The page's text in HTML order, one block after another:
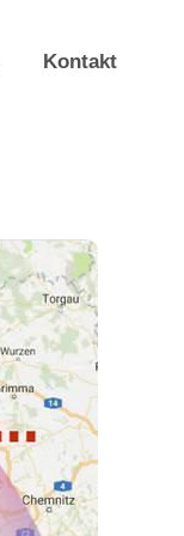
Kontakt